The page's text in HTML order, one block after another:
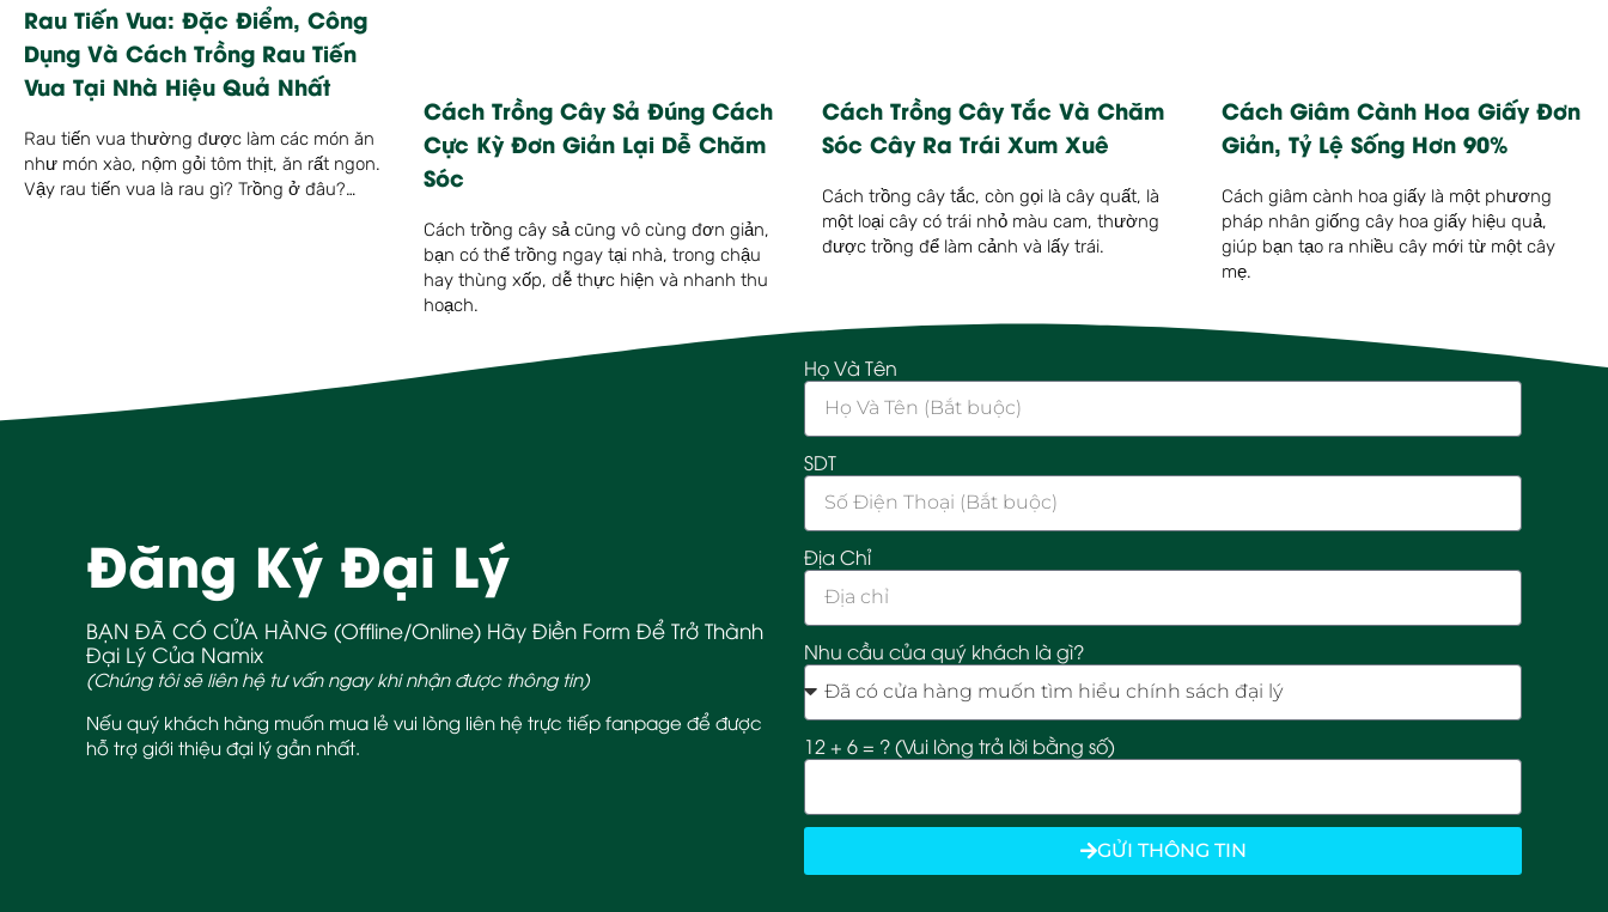
Rau Tiến Vua: Đặc Điểm, Công
Dụng Và Cách Trồng Rau Tiến
Vua Tại Nhà Hiệu Quả Nhất
Rau tiến vua thường được làm các món ăn
như món xào, nộm gỏi tôm thịt, ăn rất ngon.
Vậy rau tiến vua là rau gì? Trồng ở đâu?…
Cách Trồng Cây Sả Đúng Cách
Cực Kỳ Đơn Giản Lại Dễ Chăm
Sóc
Cách trồng cây sả cũng vô cùng đơn giản,
bạn có thể trồng ngay tại nhà, trong chậu
hay thùng xốp, dễ thực hiện và nhanh thu
hoạch.
Cách Trồng Cây Tắc Và Chăm
Sóc Cây Ra Trái Xum Xuê
Cách trồng cây tắc, còn gọi là cây quất, là
một loại cây có trái nhỏ màu cam, thường
được trồng để làm cảnh và lấy trái.
Cách Giâm Cành Hoa Giấy Đơn
Giản, Tỷ Lệ Sống Hơn 90%
Cách giâm cành hoa giấy là một phương
pháp nhân giống cây hoa giấy hiệu quả,
giúp bạn tạo ra nhiều cây mới từ một cây
mẹ.
Đăng Ký Đại Lý
BẠN ĐÃ CÓ CỬA HÀNG (Offline/Online) Hãy Điền Form Để Trở Thành
Đại Lý Của Namix
(Chúng tôi sẽ liên hệ tư vấn ngay khi nhận được thông tin)
Nếu quý khách hàng muốn mua lẻ vui lòng liên hệ trực tiếp fanpage để được
hỗ trợ giới thiệu đại lý gần nhất.
Họ Và Tên
SDT
Địa Chỉ
Nhu cầu của quý khách là gì?
12 + 6 = ? (Vui lòng trả lời bằng số)
GỬI THÔNG TIN